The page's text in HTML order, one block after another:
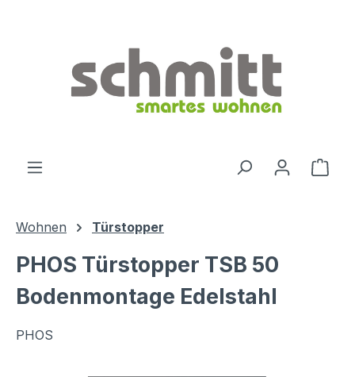
Wohnen Türstopper
PHOS Türstopper TSB 50
Bodenmontage Edelstahl
PHOS